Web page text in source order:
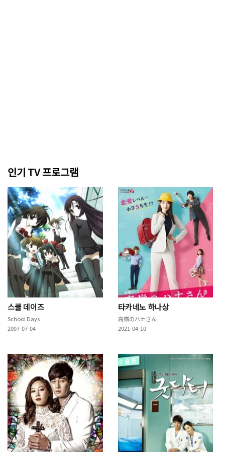
인기 TV 프로그램
스쿨 데이즈
School Days
2007-07-04
타카네노 하나상
高嶺のハナさん
2021-04-10